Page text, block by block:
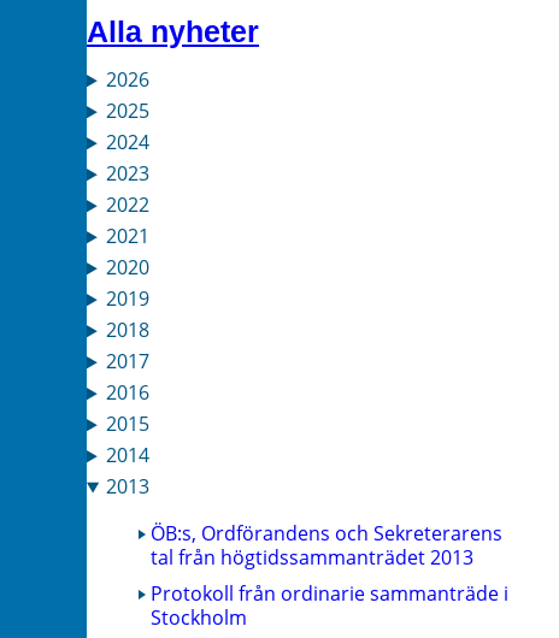
Alla nyheter
2026
2025
2024
2023
2022
2021
2020
2019
2018
2017
2016
2015
2014
2013
ÖB:s, Ordförandens och Sekreterarens
tal från högtidssammanträdet 2013
Protokoll från ordinarie sammanträde i
Stockholm